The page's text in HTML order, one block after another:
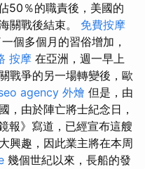
50％的職責後，美國的
關戰後結束。 免費按摩
個多個月的習俗增加，
按摩 在亞洲，週一早上
戰爭的另一場轉變後，歐
agency 外燴 但是，由
，由於陣亡將士紀念日，
報》寫道，已經宣布這艘
興趣，因此業主將在本周
幾個世紀以來，長船的發